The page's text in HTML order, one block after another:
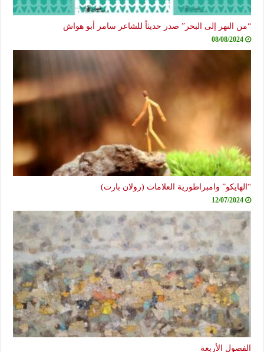
“من النهر إلى البحر” صدر حديثاً للشاعر سامر أبو هواش
08/08/2024
“الهايكو” وامبراطورية العلامات (رولان بارت)
12/07/2024
الفصول الأربعة